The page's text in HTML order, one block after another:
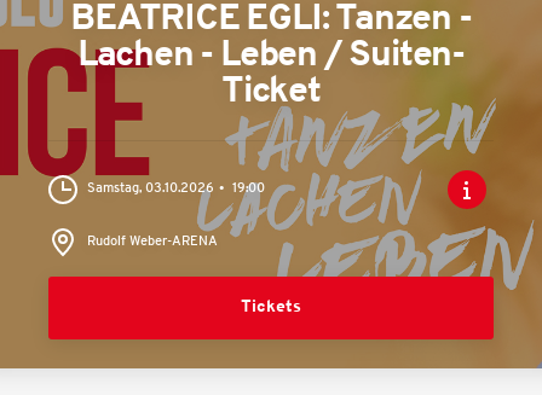
BEATRICE EGLI: Tanzen -
Lachen - Leben / Suiten-
Ticket
Samstag, 03.10.2026 19:00
Rudolf Weber-ARENA
Tickets